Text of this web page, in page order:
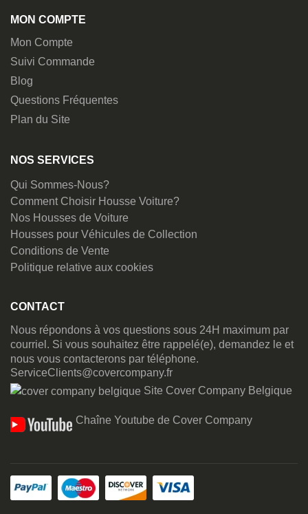
MON COMPTE
Mon Compte
Suivi Commande
Blog
Questions Fréquentes
Plan du Site
NOS SERVICES
Qui Sommes-Nous?
Comment Choisir Housse Voiture?
Nos Housses de Voiture
Housses pour Véhicules de Collection
Conditions de Vente
Politique relative aux cookies
CONTACT
Nous répondons à vos questions sous 24H maximum par
courriel. Si vous souhaitez être rappelé(e), demandez le et
nous vous contacterons par téléphone.
ServiceClients@covercompany.fr
Site Cover Company Belgique
Chaîne Youtube de Cover Company